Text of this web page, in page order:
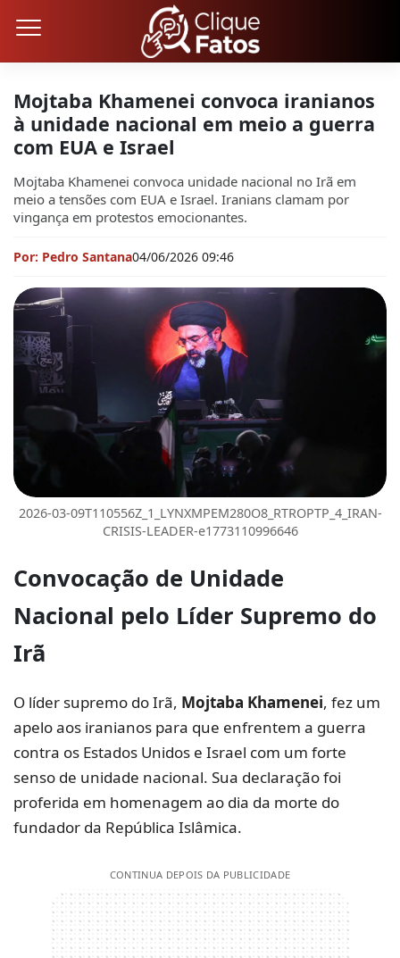
Mojtaba Khamenei convoca iranianos
à unidade nacional em meio a guerra
com EUA e Israel
Mojtaba Khamenei convoca unidade nacional no Irã em
meio a tensões com EUA e Israel. Iranians clamam por
vingança em protestos emocionantes.
Por: Pedro Santana04/06/2026 09:46
2026-03-09T110556Z_1_LYNXMPEM280O8_RTROPTP_4_IRAN-
CRISIS-LEADER-e1773110996646
Convocação de Unidade
Nacional pelo Líder Supremo do
Irã
O líder supremo do Irã, Mojtaba Khamenei, fez um
apelo aos iranianos para que enfrentem a guerra
contra os Estados Unidos e Israel com um forte
senso de unidade nacional. Sua declaração foi
proferida em homenagem ao dia da morte do
fundador da República Islâmica.
CONTINUA DEPOIS DA PUBLICIDADE